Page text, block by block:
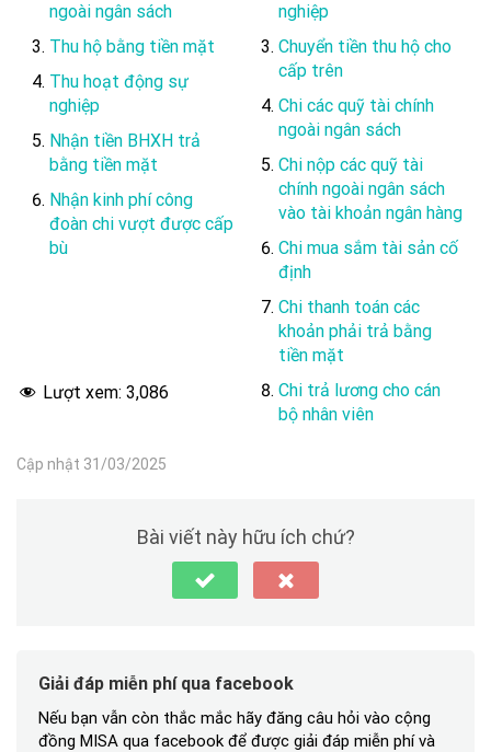
ngoài ngân sách
Thu hộ bằng tiền mặt
Thu hoạt động sự
nghiệp
Nhận tiền BHXH trả
bằng tiền mặt
Nhận kinh phí công
đoàn chi vượt được cấp
bù
nghiệp
Chuyển tiền thu hộ cho
cấp trên
Chi các quỹ tài chính
ngoài ngân sách
Chi nộp các quỹ tài
chính ngoài ngân sách
vào tài khoản ngân hàng
Chi mua sắm tài sản cố
định
Chi thanh toán các
khoản phải trả bằng
tiền mặt
Chi trả lương cho cán
bộ nhân viên
Lượt xem: 3,086
Cập nhật 31/03/2025
Bài viết này hữu ích chứ?
Giải đáp miễn phí qua facebook
Nếu bạn vẫn còn thắc mắc hãy đăng câu hỏi vào cộng
đồng MISA qua facebook để được giải đáp miễn phí và